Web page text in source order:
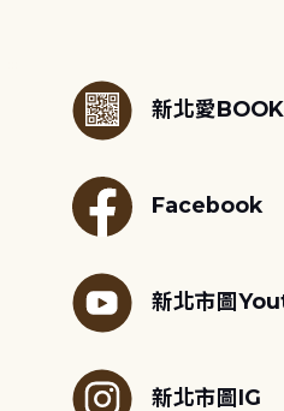
新北愛
Facebook
新北市圖
新北市圖IG